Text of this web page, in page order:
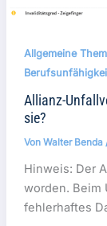
Allgemeine
Allianz-
sie?
Von Walter Benda
Hinweis: Der
worden. Beim
fehlerhaftes